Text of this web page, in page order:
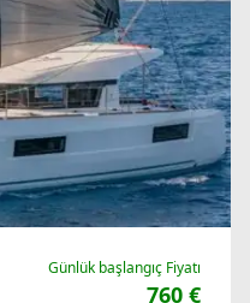
Günlük başlangıç Fiyatı
760 €